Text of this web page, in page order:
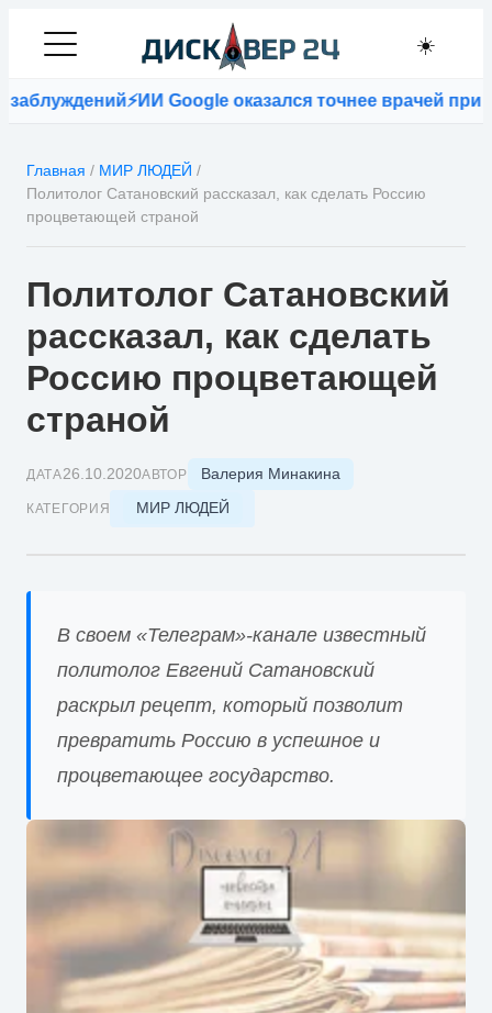
☀️
⚡ИИ Google оказался точнее врачей при
Главная / МИР ЛЮДЕЙ /
Политолог Сатановский рассказал, как сделать Россию
процветающей страной
Политолог Сатановский
рассказал, как сделать
Россию процветающей
страной
ДАТА26.10.2020АВТОР Валерия Минакина
КАТЕГОРИЯ МИР ЛЮДЕЙ
В своем «Телеграм»-канале известный
политолог Евгений Сатановский
раскрыл рецепт, который позволит
превратить Россию в успешное и
процветающее государство.